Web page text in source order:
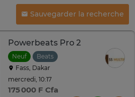
Sauvegarder la recherche
Powerbeats Pro 2
Neuf
Beats
Fass, Dakar
mercredi, 10:17
175 000 F Cfa